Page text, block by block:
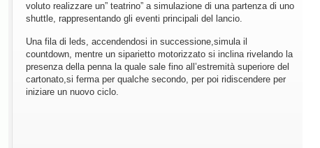
voluto realizzare un” teatrino” a simulazione di una partenza di uno
shuttle, rappresentando gli eventi principali del lancio.
Una fila di leds, accendendosi in successione,simula il
countdown, mentre un siparietto motorizzato si inclina rivelando la
presenza della penna la quale sale fino all’estremità superiore del
cartonato,si ferma per qualche secondo, per poi ridiscendere per
iniziare un nuovo ciclo.